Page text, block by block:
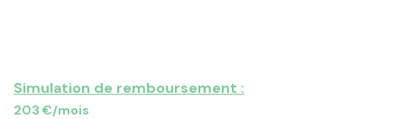
Simulation de remboursement :
203 €/mois